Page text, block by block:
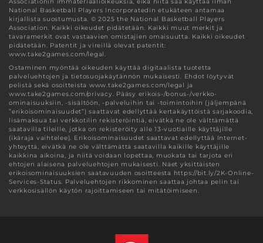
Associationin immateriaalioikeuksia, eikä niitä saa käyttää ilman
National Basketball Players Incorporatedin etukäteen antamaa
kirjallista suostumusta. © 2025 the National Basketball Players
Association. Kaikki oikeudet pidätetään. Kaikki muut merkit ja
tavaramerkit ovat vastaavien omistajien omaisuutta. Kaikki oikeudet
pidätetään. Patentit ja vireillä olevat patentit:
www.take2games.com/legal.
Ostaminen myöntää oikeuden käyttää digitaalista tuotetta
palveluehtojen ja tietosuojakäytännön mukaisesti. Ehdot löytyvät
pelistä sekä osoitteista www.take2games.com/legal ja
www.take2games.com/privacy. Pääsy erikois-/bonus-/verkko-
ominaisuuksiin, -sisältöön, -palveluihin tai -toimintoihin (jäljempänä
”erikoisominaisuudet”) saattavat edellyttää kertakäyttöistä sarjakoodia,
lisämaksua tai verkkotilin rekisteröintiä, eivätkä ne ole välttämättä
saatavilla tileille, jotka on rekisteröity alle 13-vuotiaille käyttäjille
(ikäraja vaihtelee). Erikoisominaisuudet saattavat edellyttää Internet-
yhteyttä, eivätkä ne ole välttämättä saatavilla kaikille käyttäjille
kaikkina aikoina, ja niitä voidaan lopettaa, muokata tai tarjota eri
ehtojen alaisena palveluehtojen mukaisesti. Näet yksittäisten
erikoisominaisuuksien saatavuuden osoitteesta https://bit.ly/2K-Online-
Services-Status. Palveluehtojen rikkominen saattaa johtaa pelin tai
verkkosisällön käytön rajoittamiseen tai mitätöimiseen.